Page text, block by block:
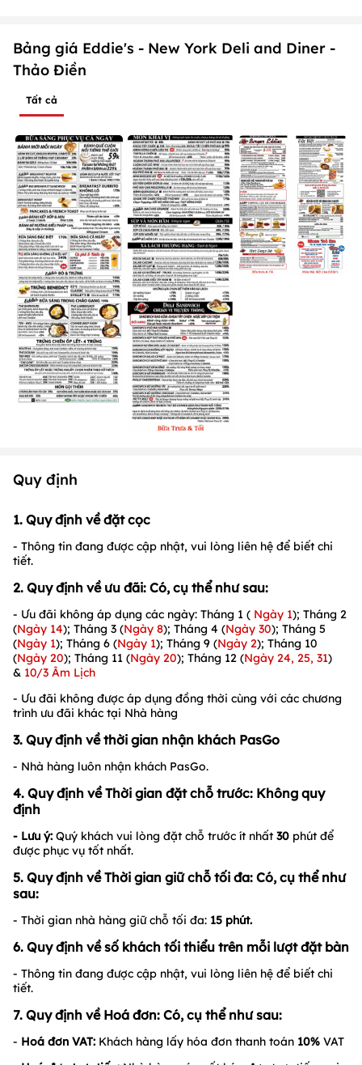
Bảng giá Eddie's - New York Deli and Diner -
Thảo Điền
Tất cả
Quy định
1. Quy định về đặt cọc
- Thông tin đang được cập nhật, vui lòng liên hệ để biết chi
tiết.
2. Quy định về ưu đãi: Có, cụ thể như sau:
- Ưu đãi không áp dụng các ngày: Tháng 1 ( Ngày 1); Tháng 2
(Ngày 14); Tháng 3 (Ngày 8); Tháng 4 (Ngày 30); Tháng 5
(Ngày 1); Tháng 6 (Ngày 1); Tháng 9 (Ngày 2); Tháng 10
(Ngày 20); Tháng 11 (Ngày 20); Tháng 12 (Ngày 24, 25, 31)
& 10/3 Âm Lịch
- Ưu đãi không được áp dụng đồng thời cùng với các chương
trình ưu đãi khác tại Nhà hàng
3. Quy định về thời gian nhận khách PasGo
- Nhà hàng luôn nhận khách PasGo.
4. Quy định về Thời gian đặt chỗ trước: Không quy
định
- Lưu ý: Quý khách vui lòng đặt chỗ trước ít nhất 30 phút để
được phục vụ tốt nhất.
5. Quy định về Thời gian giữ chỗ tối đa: Có, cụ thể như
sau:
- Thời gian nhà hàng giữ chỗ tối đa: 15 phút.
6. Quy định về số khách tối thiểu trên mỗi lượt đặt bàn
- Thông tin đang được cập nhật, vui lòng liên hệ để biết chi
tiết.
7. Quy định về Hoá đơn: Có, cụ thể như sau:
- Hoá đơn VAT: Khách hàng lấy hóa đơn thanh toán 10% VAT